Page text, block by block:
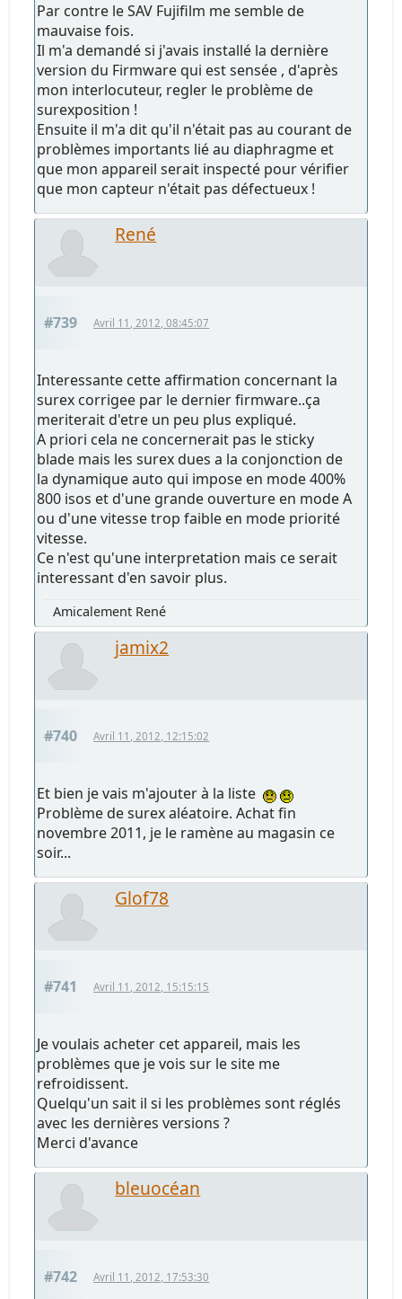
Par contre le SAV Fujifilm me semble de
mauvaise fois.
Il m'a demandé si j'avais installé la dernière
version du Firmware qui est sensée , d'après
mon interlocuteur, regler le problème de
surexposition !
Ensuite il m'a dit qu'il n'était pas au courant de
problèmes importants lié au diaphragme et
que mon appareil serait inspecté pour vérifier
que mon capteur n'était pas défectueux !
René
#739 Avril 11, 2012, 08:45:07
Interessante cette affirmation concernant la
surex corrigee par le dernier firmware..ça
meriterait d'etre un peu plus expliqué.
A priori cela ne concernerait pas le sticky
blade mais les surex dues a la conjonction de
la dynamique auto qui impose en mode 400%
800 isos et d'une grande ouverture en mode A
ou d'une vitesse trop faible en mode priorité
vitesse.
Ce n'est qu'une interpretation mais ce serait
interessant d'en savoir plus.
Amicalement René
jamix2
#740 Avril 11, 2012, 12:15:02
Et bien je vais m'ajouter à la liste
Problème de surex aléatoire. Achat fin
novembre 2011, je le ramène au magasin ce
soir...
Glof78
#741 Avril 11, 2012, 15:15:15
Je voulais acheter cet appareil, mais les
problèmes que je vois sur le site me
refroidissent.
Quelqu'un sait il si les problèmes sont réglés
avec les dernières versions ?
Merci d'avance
bleuocéan
#742 Avril 11, 2012, 17:53:30